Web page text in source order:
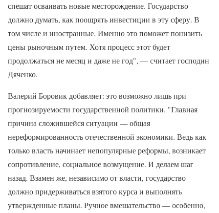
спешат осваивать новые месторождение. Государство
должно думать, как поощрять инвестиции в эту сферу. В
том числе и иностранные. Именно это поможет понизить
цены рыночным путем. Хотя процесс этот будет
продолжаться не месяц и даже не год", — считает господин
Дяченко.
Валерий Боровик добавляет: это возможно лишь при
прогнозируемости государственной политики. "Главная
причина сложившейся ситуации — общая
нереформированность отечественной экономики. Ведь как
только власть начинает непопулярные реформы, возникает
сопротивление, социальное возмущение. И делаем шаг
назад. Взамен же, независимо от власти, государство
должно придерживаться взятого курса и выполнять
утвержденные планы. Ручное вмешательство — особенно,